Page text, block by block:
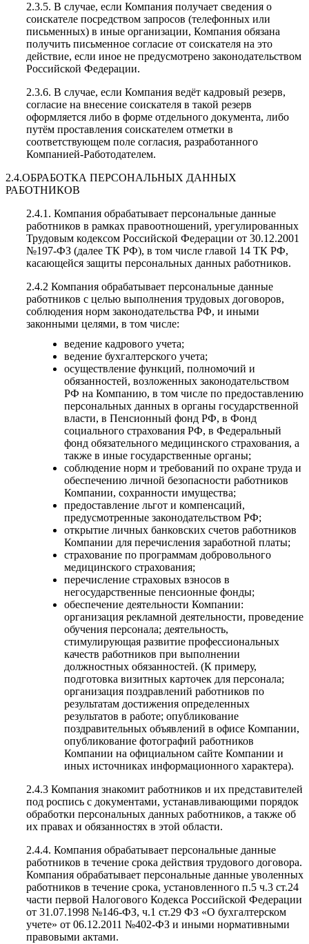
2.3.5. В случае, если Компания получает сведения о
соискателе посредством запросов (телефонных или
письменных) в иные организации, Компания обязана
получить письменное согласие от соискателя на это
действие, если иное не предусмотрено законодательством
Российской Федерации.
2.3.6. В случае, если Компания ведёт кадровый резерв,
согласие на внесение соискателя в такой резерв
оформляется либо в форме отдельного документа, либо
путём проставления соискателем отметки в
соответствующем поле согласия, разработанного
Компанией-Работодателем.
2.4.ОБРАБОТКА ПЕРСОНАЛЬНЫХ ДАННЫХ
РАБОТНИКОВ
2.4.1. Компания обрабатывает персональные данные
работников в рамках правоотношений, урегулированных
Трудовым кодексом Российской Федерации от 30.12.2001
№197-ФЗ (далее ТК РФ), в том числе главой 14 ТК РФ,
касающейся защиты персональных данных работников.
2.4.2 Компания обрабатывает персональные данные
работников с целью выполнения трудовых договоров,
соблюдения норм законодательства РФ, и иными
законными целями, в том числе:
ведение кадрового учета;
ведение бухгалтерского учета;
осуществление функций, полномочий и
обязанностей, возложенных законодательством
РФ на Компанию, в том числе по предоставлению
персональных данных в органы государственной
власти, в Пенсионный фонд РФ, в Фонд
социального страхования РФ, в Федеральный
фонд обязательного медицинского страхования, а
также в иные государственные органы;
соблюдение норм и требований по охране труда и
обеспечению личной безопасности работников
Компании, сохранности имущества;
предоставление льгот и компенсаций,
предусмотренные законодательством РФ;
открытие личных банковских счетов работников
Компании для перечисления заработной платы;
страхование по программам добровольного
медицинского страхования;
перечисление страховых взносов в
негосударственные пенсионные фонды;
обеспечение деятельности Компании:
организация рекламной деятельности, проведение
обучения персонала; деятельность,
стимулирующая развитие профессиональных
качеств работников при выполнении
должностных обязанностей. (К примеру,
подготовка визитных карточек для персонала;
организация поздравлений работников по
результатам достижения определенных
результатов в работе; опубликование
поздравительных объявлений в офисе Компании,
опубликование фотографий работников
Компании на официальном сайте Компании и
иных источниках информационного характера).
2.4.3 Компания знакомит работников и их представителей
под роспись с документами, устанавливающими порядок
обработки персональных данных работников, а также об
их правах и обязанностях в этой области.
2.4.4. Компания обрабатывает персональные данные
работников в течение срока действия трудового договора.
Компания обрабатывает персональные данные уволенных
работников в течение срока, установленного п.5 ч.3 ст.24
части первой Налогового Кодекса Российской Федерации
от 31.07.1998 №146-ФЗ, ч.1 ст.29 ФЗ «О бухгалтерском
учете» от 06.12.2011 №402-ФЗ и иными нормативными
правовыми актами.